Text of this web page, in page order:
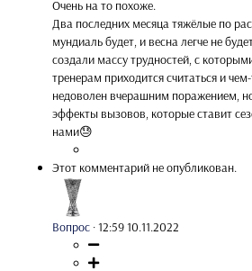
Очень на то похоже.
Два последних месяца тяжёлые по
мундиаль будет, и весна легче не
создали массу трудностей, с
тренерам приходится считаться и
недоволен вчерашним поражением,
эффекты вызовов, которые ставит
нами😓
Этот комментарий не опубликован.
Вопрос ·12:59 10.11.2022